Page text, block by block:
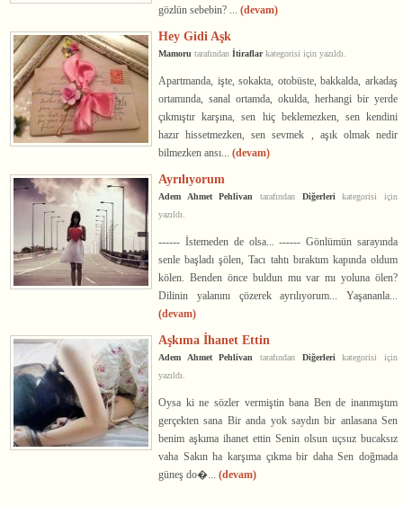
gözlün sebebin? ... (devam)
Hey Gidi Aşk
Mamoru tarafından İtiraflarkategorisi için yazıldı.
Apartmanda, işte, sokakta, otobüste, bakkalda, arkadaş
ortamında, sanal ortamda, okulda, herhangi bir yerde
çıkmıştır karşına, sen hiç beklemezken, sen kendini
hazır hissetmezken, sen sevmek , aşık olmak nedir
bilmezken ansı... (devam)
Ayrılıyorum
Adem Ahmet Pehlivan tarafından Diğerlerikategorisi için
yazıldı.
------ İstemeden de olsa... ------ Gönlümün sarayında
senle başladı şölen, Tacı tahtı bıraktım kapında oldum
kölen. Benden önce buldun mu var mı yoluna ölen?
Dilinin yalanını çözerek ayrılıyorum... Yaşananla...
(devam)
Aşkıma İhanet Ettin
Adem Ahmet Pehlivan tarafından Diğerlerikategorisi için
yazıldı.
Oysa ki ne sözler vermiştin bana Ben de inanmıştım
gerçekten sana Bir anda yok saydın bir anlasana Sen
benim aşkıma ihanet ettin Senin olsun uçsuz bucaksız
vaha Sakın ha karşıma çıkma bir daha Sen doğmada
güneş do�... (devam)